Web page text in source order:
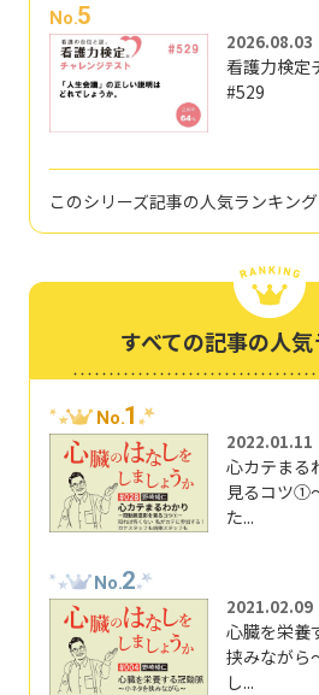
No.5
2026.08.03
看護力検定
#529
このシリーズ記事の人気ランキン
すべての記事の人
No.1
2022.01.11
心カテまる
見るコツ①
た...
No.2
2021.02.09
心臓を栄養
挟みながら
し...